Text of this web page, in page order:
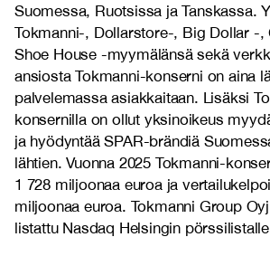
Suomessa, Ruotsissa ja Tanskassa.
Tokmanni-, Dollarstore-, Big Dollar -,
Shoe House -myymälänsä sekä
ansiosta Tokmanni-konserni on aina
palvelemassa asiakkaitaan. Lisäksi
konsernilla on ollut yksinoikeus
ja hyödyntää SPAR-brändiä
lähtien. Vuonna 2025 Tokmanni-
1 728 miljoonaa euroa ja
miljoonaa euroa. Tokmanni Group
listattu Nasdaq Helsingin